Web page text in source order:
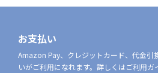
お支払い
Amazon Pay、クレジットカード、代金引
いがご利用になれます。詳しくはご利用ガ